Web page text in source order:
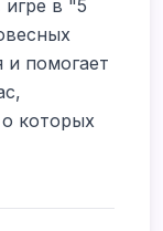
в "5
и помогает
которых